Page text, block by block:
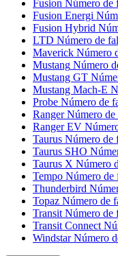
Fusion Número de
Fusion Energi
Fusion Hybrid
LTD Número de
Maverick Número
Mustang Número
Mustang GT
Mustang Mach-E
Probe Número de
Ranger Número de
Ranger EV
Taurus Número de
Taurus SHO
Taurus X Número
Tempo Número de
Thunderbird
Topaz Número de
Transit Número de
Transit Connect
Windstar Número